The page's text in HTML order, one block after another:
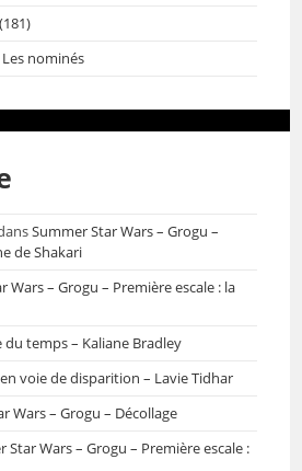
Les nominés
Summer Star Wars – Grogu –
de Shakari
Wars – Grogu – Première escale : la
du temps – Kaliane Bradley
voie de disparition – Lavie Tidhar
Wars – Grogu – Décollage
Star Wars – Grogu – Première escale :